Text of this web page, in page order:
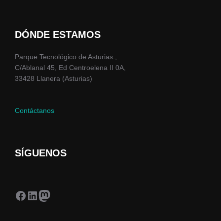
DÓNDE ESTAMOS
Parque Tecnológico de Asturias.,
C/Ablanal 45, Ed Centroelena II 0A,
33428 Llanera (Asturias)
Contáctanos
SÍGUENOS
Facebook
LinkedIn
Mastodon